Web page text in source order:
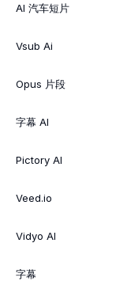
AI 汽车短片
Vsub Ai
Opus 片段
字幕 AI
Pictory AI
Veed.io
Vidyo AI
字幕